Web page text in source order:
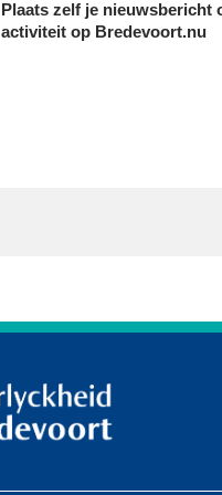
Plaats zelf je nieuwsbericht
activiteit op Bredevoort.nu